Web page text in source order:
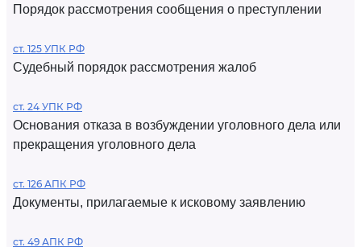
Порядок рассмотрения сообщения о преступлении
ст. 125 УПК РФ
Судебный порядок рассмотрения жалоб
ст. 24 УПК РФ
Основания отказа в возбуждении уголовного дела или
прекращения уголовного дела
ст. 126 АПК РФ
Документы, прилагаемые к исковому заявлению
ст. 49 АПК РФ